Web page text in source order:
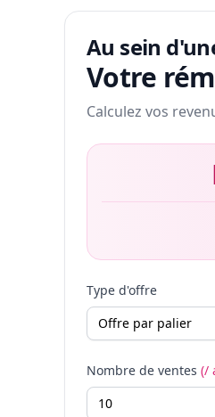
Au sein
Votre
Calculez vos
Type d'offre
Nombre de ventes (/